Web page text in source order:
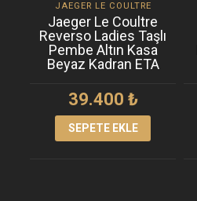
JAEGER LE COULTRE
Jaeger Le Coultre
Reverso Ladies Taşlı
Pembe Altın Kasa
Beyaz Kadran ETA
39.400 ₺
SEPETE EKLE